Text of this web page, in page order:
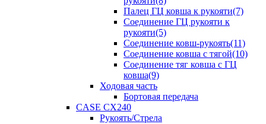
Палец ГЦ ковша к рукояти(7)
Соединение ГЦ рукояти к
рукояти(5)
Соединение ковш-рукоять(11)
Соединение ковша с тягой(10)
Соединение тяг ковша с ГЦ
ковша(9)
Ходовая часть
Бортовая передача
CASE CX240
Рукоять/Стрела